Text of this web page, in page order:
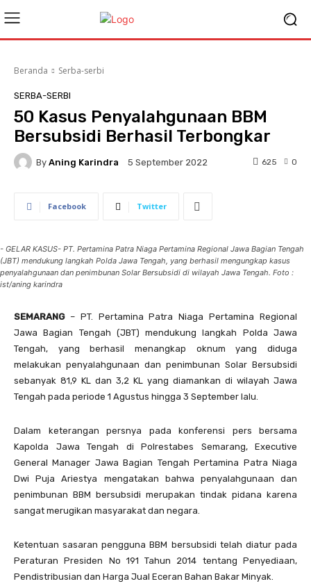
Beranda Serba-serbi
SERBA-SERBI
50 Kasus Penyalahgunaan BBM
Bersubsidi Berhasil Terbongkar
By Aning Karindra 5 September 2022 0
625
Facebook Twitter
- GELAR KASUS- PT. Pertamina Patra Niaga Pertamina Regional Jawa Bagian Tengah
(JBT) mendukung langkah Polda Jawa Tengah, yang berhasil mengungkap kasus
penyalahgunaan dan penimbunan Solar Bersubsidi di wilayah Jawa Tengah. Foto :
ist/aning karindra
SEMARANG– PT. Pertamina Patra Niaga Pertamina Regional
Jawa Bagian Tengah (JBT) mendukung langkah Polda Jawa
Tengah, yang berhasil menangkap oknum yang diduga
melakukan penyalahgunaan dan penimbunan Solar Bersubsidi
sebanyak 81,9 KL dan 3,2 KL yang diamankan di wilayah Jawa
Tengah pada periode 1 Agustus hingga 3 September lalu.
Dalam keterangan persnya pada konferensi pers bersama
Kapolda Jawa Tengah di Polrestabes Semarang, Executive
General Manager Jawa Bagian Tengah Pertamina Patra Niaga
Dwi Puja Ariestya mengatakan bahwa penyalahgunaan dan
penimbunan BBM bersubsidi merupakan tindak pidana karena
sangat merugikan masyarakat dan negara.
Ketentuan sasaran pengguna BBM bersubsidi telah diatur pada
Peraturan Presiden No 191 Tahun 2014 tentang Penyediaan,
Pendistribusian dan Harga Jual Eceran Bahan Bakar Minyak.